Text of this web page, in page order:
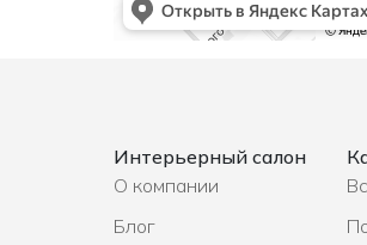
Интерьерный салон
О компании
Блог